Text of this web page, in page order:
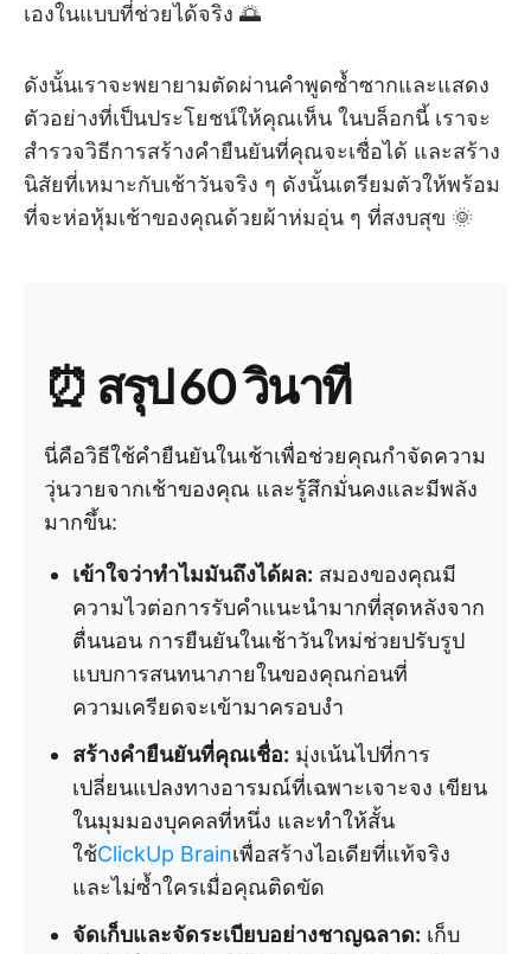
เองในแบบที่ช่วยได้จริง 🌅
ดังนั้นเราจะพยายามตัดผ่านคำพูดซ้ำซากและแสดง
ตัวอย่างที่เป็นประโยชน์ให้คุณเห็น ในบล็อกนี้ เราจะ
สำรวจวิธีการสร้างคำยืนยันที่คุณจะเชื่อได้ และสร้าง
นิสัยที่เหมาะกับเช้าวันจริง ๆ ดังนั้นเตรียมตัวให้พร้อม
ที่จะห่อหุ้มเช้าของคุณด้วยผ้าห่มอุ่น ๆ ที่สงบสุข 🌞
⏰ สรุป 60 วินาที
นี่คือวิธีใช้คำยืนยันในเช้าเพื่อช่วยคุณกำจัดความ
วุ่นวายจากเช้าของคุณ และรู้สึกมั่นคงและมีพลัง
มากขึ้น:
เข้าใจว่าทำไมมันถึงได้ผล: สมองของคุณมี
ความไวต่อการรับคำแนะนำมากที่สุดหลังจาก
ตื่นนอน การยืนยันในเช้าวันใหม่ช่วยปรับรูป
แบบการสนทนาภายในของคุณก่อนที่
ความเครียดจะเข้ามาครอบงำ
สร้างคำยืนยันที่คุณเชื่อ: มุ่งเน้นไปที่การ
เปลี่ยนแปลงทางอารมณ์ที่เฉพาะเจาะจง เขียน
ในมุมมองบุคคลที่หนึ่ง และทำให้สั้น
ใช้ClickUp Brainเพื่อสร้างไอเดียที่แท้จริง
และไม่ซ้ำใครเมื่อคุณติดขัด
จัดเก็บและจัดระเบียบอย่างชาญฉลาด: เก็บ